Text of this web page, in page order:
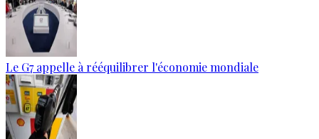
Le G7 appelle à rééquilibrer l'économie mondiale